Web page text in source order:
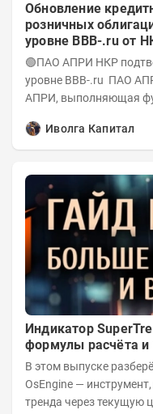
Обновление
розничных
уровне BBB-.ru от
А-(RU) / Элит Строй
🟢ПАО АПРИ НКР подтвердило кредитный рейтинг на
уровне BBB-.ru ПАО АПРИ – основная компания группы
АПРИ, выполняющая
Иволга Капитал
Индикатор
формулы расчёта и
В этом выпуске
OsEngine —
тренда через текущую